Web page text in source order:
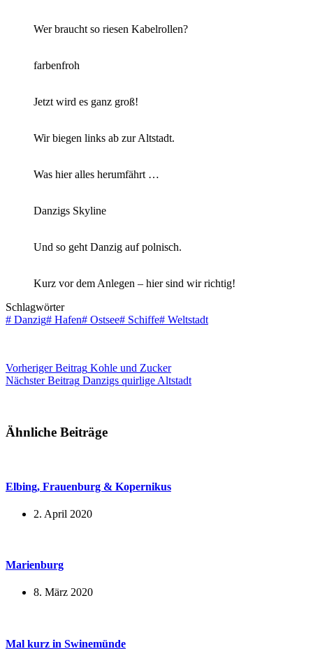
Wer braucht so riesen Kabelrollen?
farbenfroh
Jetzt wird es ganz groß!
Wir biegen links ab zur Altstadt.
Was hier alles herumfährt …
Danzigs Skyline
Und so geht Danzig auf polnisch.
Kurz vor dem Anlegen – hier sind wir richtig!
Schlagwörter
# Danzig# Hafen# Ostsee# Schiffe# Weltstadt
VorherigerBeitrag Kohle und Zucker
NächsterBeitrag Danzigs quirlige Altstadt
Ähnliche Beiträge
Elbing, Frauenburg & Kopernikus
2. April 2020
Marienburg
8. März 2020
Mal kurz in Swinemünde